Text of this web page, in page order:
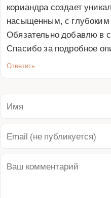
кориандра создает
насыщенным, с
Обязательно добавлю в
Спасибо за подробное
Ответить